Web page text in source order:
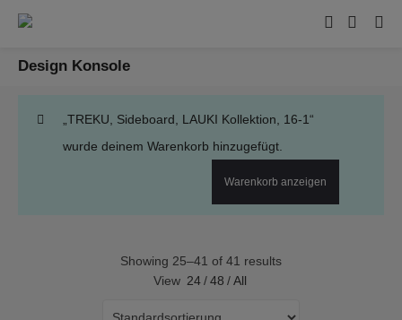
Design Konsole
„TREKU, Sideboard, LAUKI Kollektion, 16-1“
wurde deinem Warenkorb hinzugefügt.
Warenkorb anzeigen
Showing 25–41 of 41 results
View 24 / 48 / All